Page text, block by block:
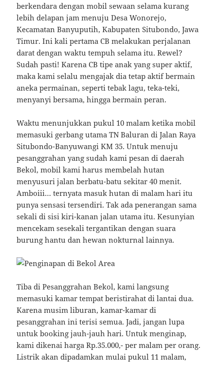
berkendara dengan mobil sewaan selama kurang
lebih delapan jam menuju Desa Wonorejo,
Kecamatan Banyuputih, Kabupaten Situbondo, Jawa
Timur. Ini kali pertama CB melakukan perjalanan
darat dengan waktu tempuh selama itu. Rewel?
Sudah pasti! Karena CB tipe anak yang super aktif,
maka kami selalu mengajak dia tetap aktif bermain
aneka permainan, seperti tebak lagu, teka-teki,
menyanyi bersama, hingga bermain peran.
Waktu menunjukkan pukul 10 malam ketika mobil
memasuki gerbang utama TN Baluran di Jalan Raya
Situbondo-Banyuwangi KM 35. Untuk menuju
pesanggrahan yang sudah kami pesan di daerah
Bekol, mobil kami harus membelah hutan
menyusuri jalan berbatu-batu sekitar 40 menit.
Amboiii… ternyata masuk hutan di malam hari itu
punya sensasi tersendiri. Tak ada penerangan sama
sekali di sisi kiri-kanan jalan utama itu. Kesunyian
mencekam sesekali tergantikan dengan suara
burung hantu dan hewan nokturnal lainnya.
Tiba di Pesanggrahan Bekol, kami langsung
memasuki kamar tempat beristirahat di lantai dua.
Karena musim liburan, kamar-kamar di
pesanggrahan ini terisi semua. Jadi, jangan lupa
untuk booking jauh-jauh hari. Untuk menginap,
kami dikenai harga Rp.35.000,- per malam per orang.
Listrik akan dipadamkan mulai pukul 11 malam,